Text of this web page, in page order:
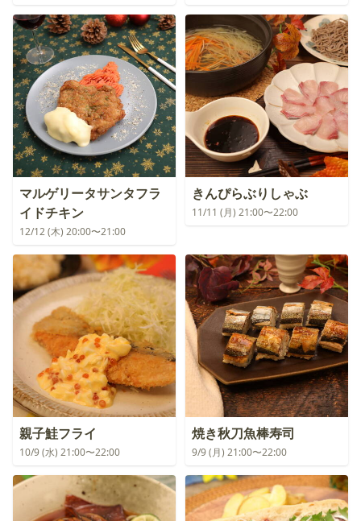
マルゲリータサンタフラ
イドチキン
12/12 (木) 20:00〜21:00
きんぴらぶりしゃぶ
11/11 (月) 21:00〜22:00
親子鮭フライ
10/9 (水) 21:00〜22:00
焼き秋刀魚棒寿司
9/9 (月) 21:00〜22:00